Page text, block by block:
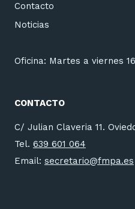
Contacto
Noticias
Oficina: Martes a viernes
CONTACTO
C/ Julian Claveria 11.
Tel. 639 601 064
Email: secretario@fmpa.es